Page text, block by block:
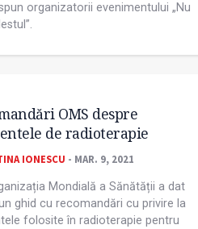
organizatorii evenimentului „Nu
OMS despre
de radioterapie
IONESCU - MAR. 9, 2021
Mondială a Sănătății a dat
ghid cu recomandări cu privire la
folosite în radioterapie pentru